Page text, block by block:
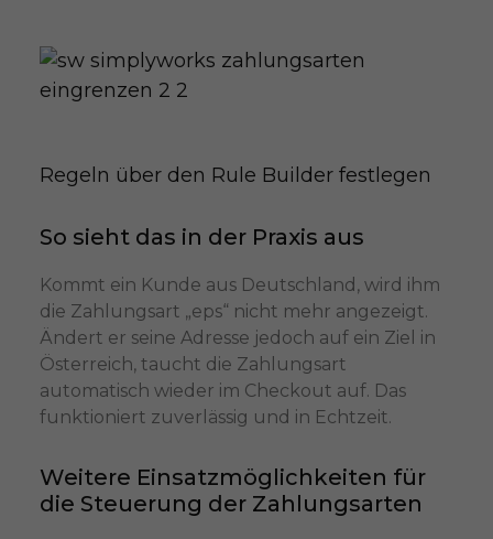
Regeln über den Rule Builder festlegen
So sieht das in der Praxis aus
Kommt ein Kunde aus Deutschland, wird ihm
die Zahlungsart „eps“ nicht mehr angezeigt.
Ändert er seine Adresse jedoch auf ein Ziel in
Österreich, taucht die Zahlungsart
automatisch wieder im Checkout auf. Das
funktioniert zuverlässig und in Echtzeit.
Weitere Einsatzmöglichkeiten für
die Steuerung der Zahlungsarten